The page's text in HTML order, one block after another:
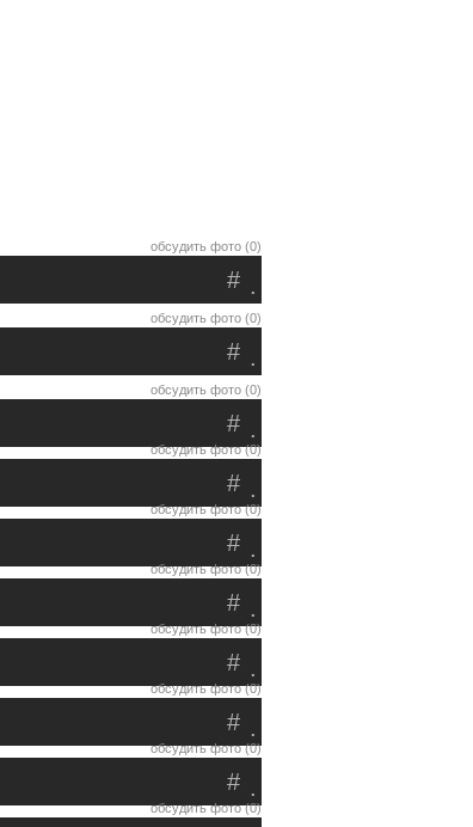
обсудить фото (0)
.
#
обсудить фото (0)
.
#
обсудить фото (0)
.
#
обсудить фото (0)
.
#
обсудить фото (0)
.
#
обсудить фото (0)
.
#
обсудить фото (0)
.
#
обсудить фото (0)
.
#
обсудить фото (0)
.
#
обсудить фото (0)